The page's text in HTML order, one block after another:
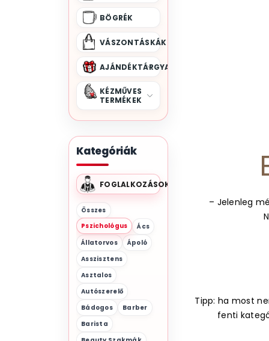
BÖGRÉK
VÁSZONTÁSKÁK
AJÁNDÉKTÁRGYAK
KÉZMŰVES
TERMÉKEK
Kategóriák
FOGLALKOZÁSOK
Összes
Pszichológus
Ács
Állatorvos
Ápoló
Asszisztens
Asztalos
Autószerelő
Bádogos
Barber
Barista
– Jelenleg
Tipp: ha most
fenti